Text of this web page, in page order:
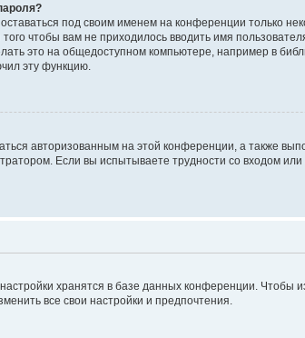
оставаться под своим именем на конференции только
чтобы вам не приходилось вводить имя
это на общедоступном компьютере, например в
эту функцию.
авторизованным на этой конференции, а также
Если вы испытываете трудности со входом
хранятся в базе данных конференции. Чтобы
все свои настройки и предпочтения.